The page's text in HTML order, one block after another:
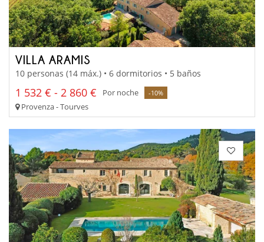
VILLA ARAMIS
10 personas (14 máx.) • 6 dormitorios • 5 baños
1 532 € - 2 860 € Por noche -10%
Provenza - Tourves